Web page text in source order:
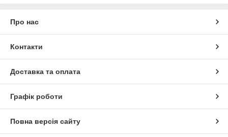
Про нас
Контакти
Доставка та оплата
Графік роботи
Повна версія сайту